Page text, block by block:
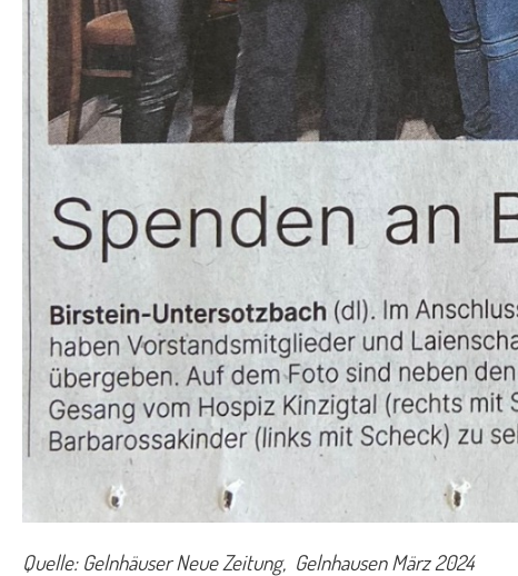
Quelle: Gelnhäuser Neue Zeitung, Gelnhausen März 2024